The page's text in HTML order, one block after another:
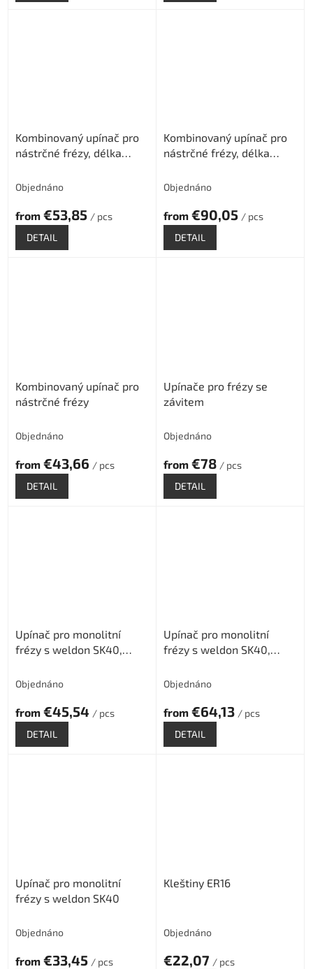
Kombinovaný upínač pro
nástrčné frézy, délka
Objednáno
from €53,85 / pcs
DETAIL
Kombinovaný upínač pro
nástrčné frézy, délka
Objednáno
from €90,05 / pcs
DETAIL
Kombinovaný upínač pro
nástrčné frézy
Objednáno
from €43,66 / pcs
DETAIL
Upínače pro frézy se
závitem
Objednáno
from €78 / pcs
DETAIL
Upínač pro monolitní
frézy s weldon SK40,
Objednáno
from €45,54 / pcs
DETAIL
Upínač pro monolitní
frézy s weldon SK40,
Objednáno
from €64,13 / pcs
DETAIL
Upínač pro monolitní
frézy s weldon SK40
Objednáno
from €33,45 / pcs
Kleštiny ER16
Objednáno
€22,07 / pcs